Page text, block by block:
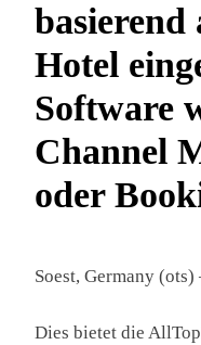
Hotel
Software
Channel
oder
Soest, Germany (ots)
Dies bietet die